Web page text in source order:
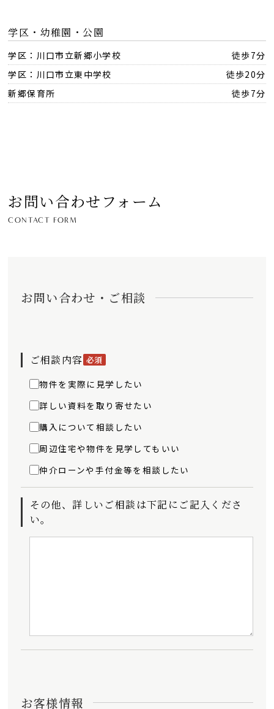
学区・幼稚園・公園
学区：川口市立新郷小学校
徒歩7分
学区：川口市立東中学校
徒歩20分
新郷保育所
徒歩7分
お問い合わせフォーム
CONTACT FORM
お問い合わせ・ご相談
ご相談内容 必須
物件を実際に見学したい
詳しい資料を取り寄せたい
購入について相談したい
周辺住宅や物件を見学してもいい
仲介ローンや手付金等を相談したい
その他、詳しいご相談は下記にご記入くださ
い。
お客様情報